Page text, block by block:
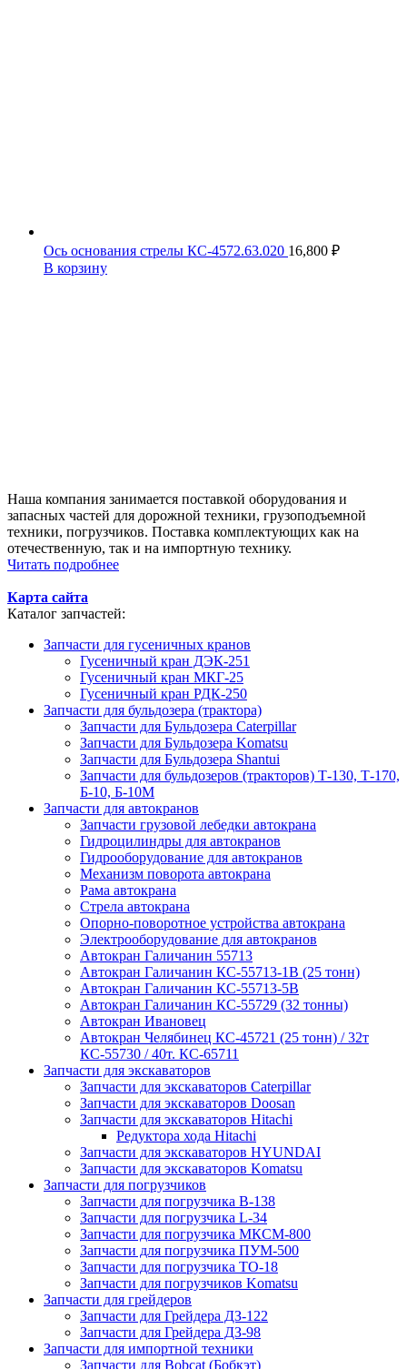
Ось основания стрелы КС-4572.63.020 16,800 ₽
В корзину
Наша компания занимается поставкой оборудования и
запасных частей для дорожной техники, грузоподъемной
техники, погрузчиков. Поставка комплектующих как на
отечественную, так и на импортную технику.
Читать подробнее
Карта сайта
Каталог запчастей:
Запчасти для гусеничных кранов
Гусеничный кран ДЭК-251
Гусеничный кран МКГ-25
Гусеничный кран РДК-250
Запчасти для бульдозера (трактора)
Запчасти для Бульдозера Caterpillar
Запчасти для Бульдозера Komatsu
Запчасти для Бульдозера Shantui
Запчасти для бульдозеров (тракторов) Т-130, Т-170,
Б-10, Б-10М
Запчасти для автокранов
Запчасти грузовой лебедки автокрана
Гидроцилиндры для автокранов
Гидрооборудование для автокранов
Механизм поворота автокрана
Рама автокрана
Стрела автокрана
Опорно-поворотное устройства автокрана
Электрооборудование для автокранов
Автокран Галичанин 55713
Автокран Галичанин КС-55713-1В (25 тонн)
Автокран Галичанин КС-55713-5В
Автокран Галичанин КС-55729 (32 тонны)
Автокран Ивановец
Автокран Челябинец КС-45721 (25 тонн) / 32т
КС-55730 / 40т. КС-65711
Запчасти для экскаваторов
Запчасти для экскаваторов Caterpillar
Запчасти для экскаваторов Doosan
Запчасти для экскаваторов Hitachi
Редуктора хода Hitachi
Запчасти для экскаваторов HYUNDAI
Запчасти для экскаваторов Komatsu
Запчасти для погрузчиков
Запчасти для погрузчика B-138
Запчасти для погрузчика L-34
Запчасти для погрузчика МКСМ-800
Запчасти для погрузчика ПУМ-500
Запчасти для погрузчика ТО-18
Запчасти для погрузчиков Komatsu
Запчасти для грейдеров
Запчасти для Грейдера ДЗ-122
Запчасти для Грейдера ДЗ-98
Запчасти для импортной техники
Запчасти для Bobcat (Бобкэт)